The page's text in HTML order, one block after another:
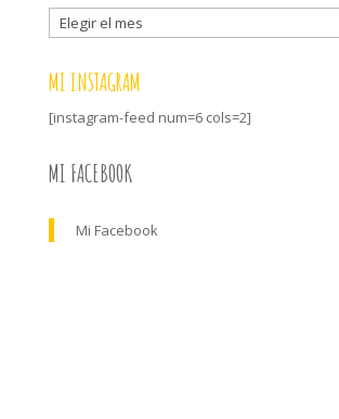
Archivo
MI INSTAGRAM
[instagram-feed num=6 cols=2]
MI FACEBOOK
Mi Facebook